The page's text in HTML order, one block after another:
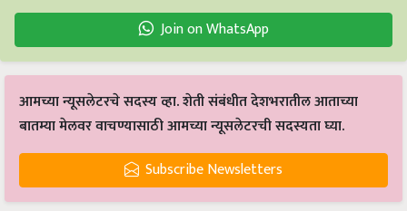
Join on WhatsApp
आमच्या न्यूसलेटरचे सदस्य व्हा. शेती संबंधीत देशभरातील आताच्या
बातम्या मेलवर वाचण्यासाठी आमच्या न्यूसलेटरची सदस्यता घ्या.
Subscribe Newsletters